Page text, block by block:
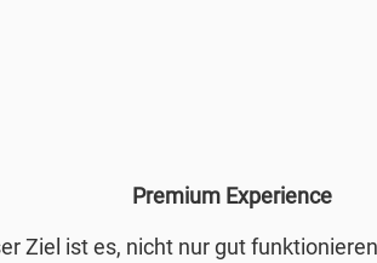
Premium Experience
Ziel ist es, nicht nur gut